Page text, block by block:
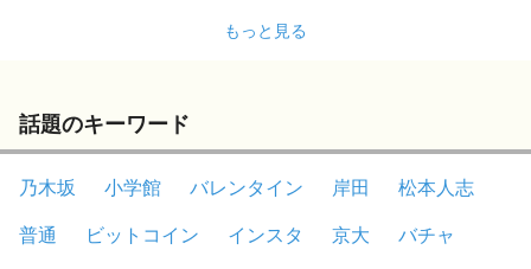
もっと見る
話題のキーワード
乃木坂 小学館 バレンタイン 岸田
松本人志
普通
ビットコイン インスタ 京大
バチャ